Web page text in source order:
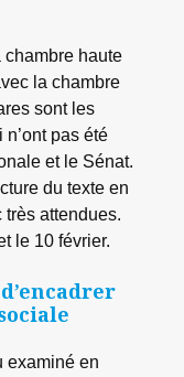
haute
la chambre
sont les
pas été
et le Sénat.
du texte en
attendues.
le 10 février.
examiné en